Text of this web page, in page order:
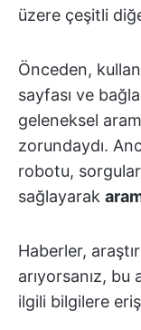
üzere çeşitli
Önceden,
sayfası ve
geleneksel
zorundaydı.
robotu,
sağlayarak
Haberler,
arıyorsanız, bu
ilgili bilgilere